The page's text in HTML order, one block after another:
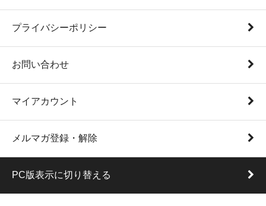
プライバシーポリシー
お問い合わせ
マイアカウント
メルマガ登録・解除
PC版表示に切り替える